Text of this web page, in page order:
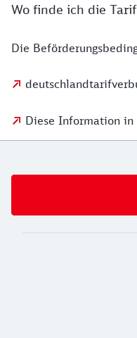
Wo finde ich die
Die
Diese Information in